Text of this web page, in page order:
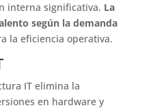
interna significativa. La
según la demanda
la eficiencia operativa.
IT elimina la
en hardware y